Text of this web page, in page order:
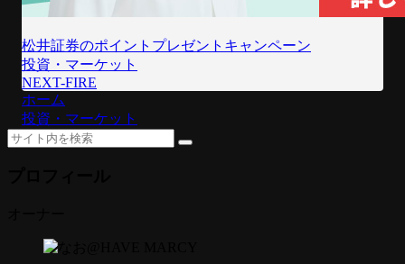
松井証券のポイントプレゼントキャンペーン
投資・マーケット
NEXT-FIRE
ホーム
投資・マーケット